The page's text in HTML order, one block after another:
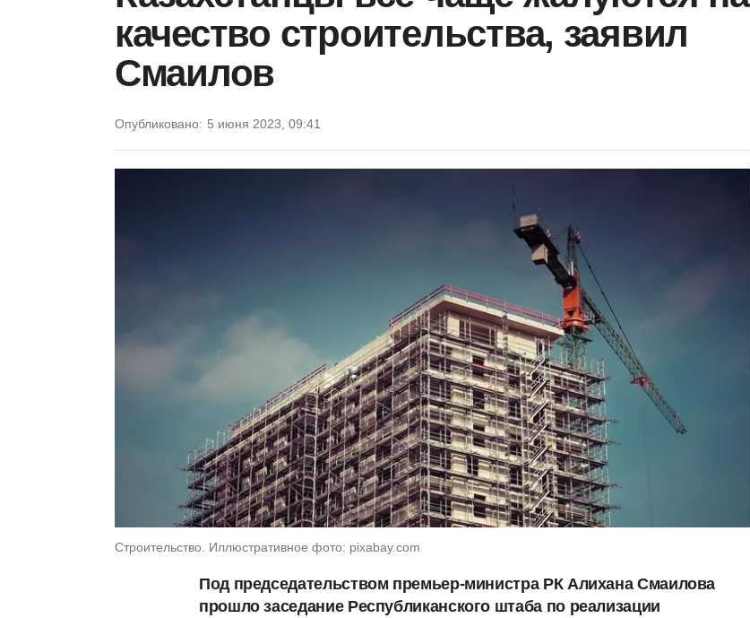
качество строительства, заявил
Смаилов
Опубликовано: 5 июня 2023, 09:41
Строительство. Иллюстративное фото: pixabay.com
Под председательством премьер-министра РК Алихана Смаилова
прошло заседание Республиканского штаба по реализации